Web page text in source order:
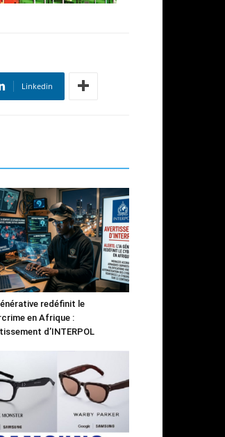
Linkedin
redéfinit le
en Afrique :
d’INTERPOL